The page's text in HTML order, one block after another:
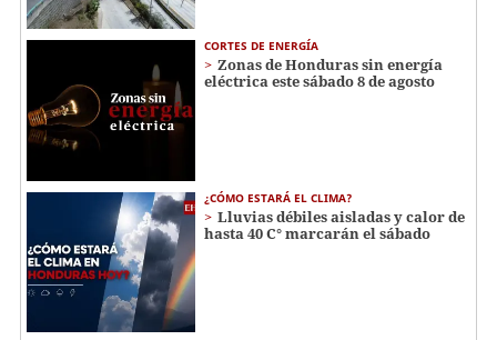
CORTES DE ENERGÍA
Zonas de Honduras sin energía
eléctrica este sábado 8 de agosto
¿CÓMO ESTARÁ EL CLIMA?
Lluvias débiles aisladas y calor de
hasta 40 C° marcarán el sábado